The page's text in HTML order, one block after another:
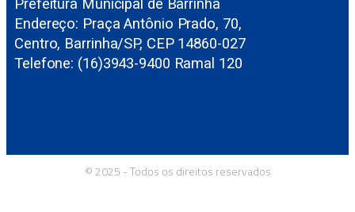
Prefeitura Municipal de Barrinha
Endereço: Praça Antônio Prado, 70,
Centro, Barrinha/SP, CEP 14860-027
Telefone: (16)3943-9400 Ramal 120
© 2025 - Todos os direitos reservados